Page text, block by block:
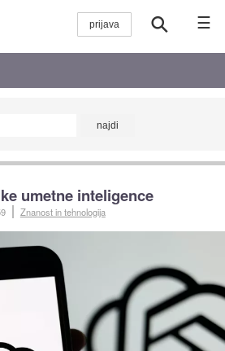
☰
umetne inteligence
Znanost in tehnologija